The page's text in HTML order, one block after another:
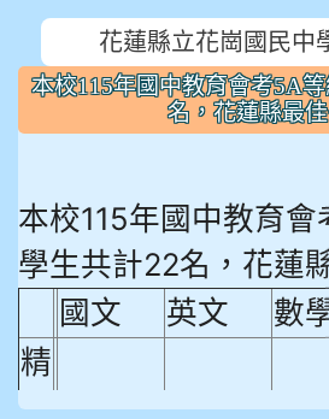
花蓮縣立花崗國民中
本校115年國中教育會考5A
名，花蓮縣最佳
本校115年國中教育會
學生共計22名，花蓮
國文
英文 數
精